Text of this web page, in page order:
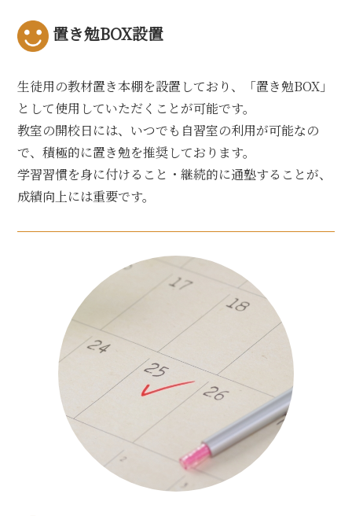
置き勉BOX設置
生徒用の教材置き本棚を設置しており、「置き勉BOX」
として使用していただくことが可能です。
教室の開校日には、いつでも自習室の利用が可能なの
で、積極的に置き勉を推奨しております。
学習習慣を身に付けること・継続的に通塾することが、
成績向上には重要です。